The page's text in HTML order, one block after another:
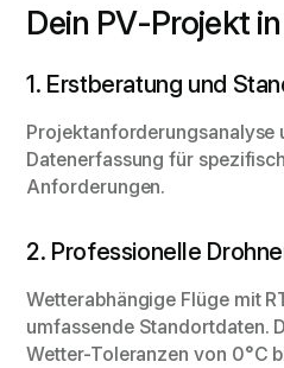
Dein PV-Projekt
1. Erstberatung und
Projektanforderungsanalyse
Datenerfassung für
Anforderungen.
2. Professionelle
Wetterabhängige Flüge mit
umfassende Standortdaten.
Wetter-Toleranzen von 0°C